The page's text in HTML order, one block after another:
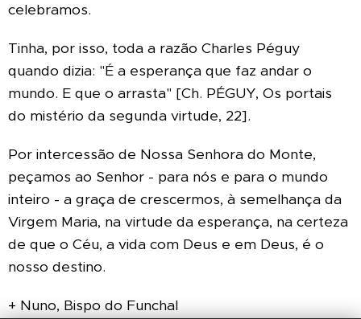
celebramos.
Tinha, por isso, toda a razão Charles Péguy
quando dizia: "É a esperança que faz andar o
mundo. E que o arrasta" [Ch. PÉGUY, Os portais
do mistério da segunda virtude, 22].
Por intercessão de Nossa Senhora do Monte,
peçamos ao Senhor - para nós e para o mundo
inteiro - a graça de crescermos, à semelhança da
Virgem Maria, na virtude da esperança, na certeza
de que o Céu, a vida com Deus e em Deus, é o
nosso destino.
+ Nuno, Bispo do Funchal